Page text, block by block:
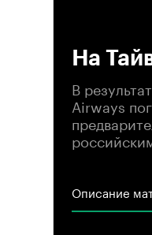
На
В
Airways
Описание